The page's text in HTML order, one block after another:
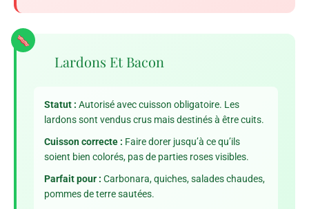
Lardons Et Bacon
Statut : Autorisé avec cuisson obligatoire. Les
lardons sont vendus crus mais destinés à être cuits.
Cuisson correcte : Faire dorer jusqu’à ce qu’ils
soient bien colorés, pas de parties roses visibles.
Parfait pour : Carbonara, quiches, salades chaudes,
pommes de terre sautées.